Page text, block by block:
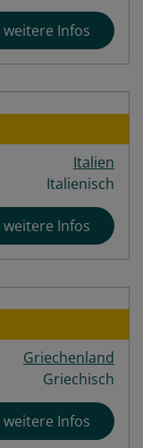
weitere Infos
Italien
Italienisch
weitere Infos
Griechenland
Griechisch
weitere Infos